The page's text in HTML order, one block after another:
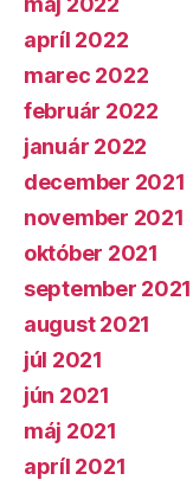
apríl 2022
marec 2022
február 2022
január 2022
december 2021
november 2021
október 2021
september 2021
august 2021
júl 2021
jún 2021
máj 2021
apríl 2021